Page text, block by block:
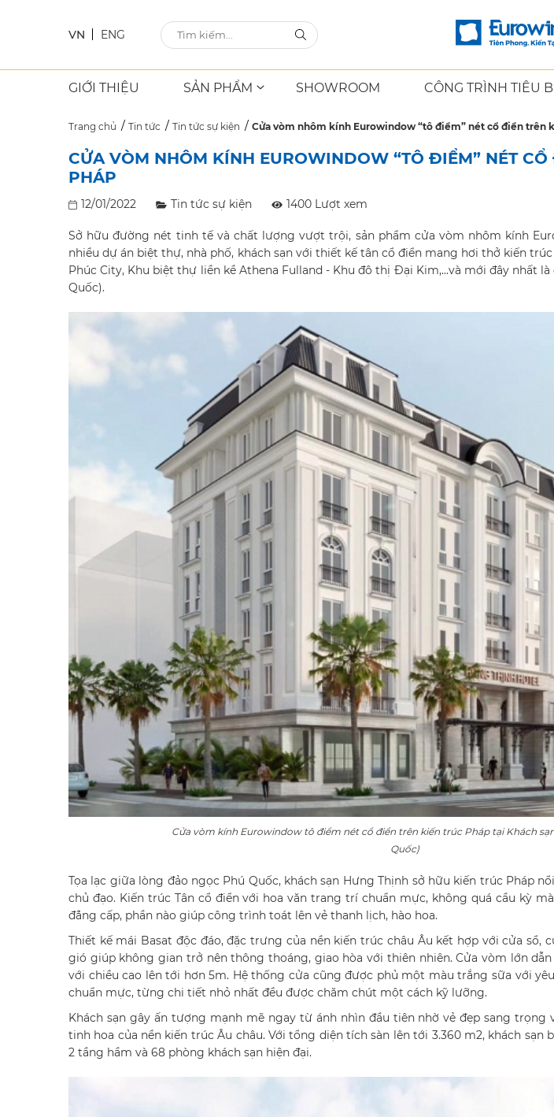
VN ENG
GIỚI THIỆU SẢN PHẨM SHOWROOM CÔNG TRÌNH TIÊU
Trang chủ Tin tức Tin tức sự kiện Cửa vòm nhôm kính Eurowindow “tô điểm” nét cổ điển trên
CỬA VÒM NHÔM KÍNH EUROWINDOW “TÔ ĐIỂM” NÉT CỔ
PHÁP
12/01/2022 Tin tức sự kiện 1400 Lượt xem
Sở hữu đường nét tinh tế và chất lượng vượt trội, sản phẩm cửa vòm nhôm kính
nhiều dự án biệt thự, nhà phố, khách sạn với thiết kế tân cổ điển mang hơi thở kiến
Phúc City, Khu biệt thự liền kề Athena Fulland - Khu đô thị Đại Kim,...và mới đây nhất
Quốc).
Cửa vòm kính Eurowindow tô điểm nét cổ điển trên kiến trúc Pháp tại Khách
Quốc)
Tọa lạc giữa lòng đảo ngọc Phú Quốc, khách sạn Hưng Thịnh sở hữu kiến trúc Pháp
chủ đạo. Kiến trúc Tân cổ điển với hoa văn trang trí chuẩn mực, không quá cầu kỳ
đẳng cấp, phần nào giúp công trình toát lên vẻ thanh lịch, hào hoa.
Thiết kế mái Basat độc đáo, đặc trưng của nền kiến trúc châu Âu kết hợp với cửa sổ,
gió giúp không gian trở nên thông thoáng, giao hòa với thiên nhiên. Cửa vòm lớn
với chiều cao lên tới hơn 5m. Hệ thống cửa cũng được phủ một màu trắng sữa với
chuẩn mực, từng chi tiết nhỏ nhất đều được chăm chút một cách kỹ lưỡng.
Khách sạn gây ấn tượng mạnh mẽ ngay từ ánh nhìn đầu tiên nhờ vẻ đẹp sang
tinh hoa của nền kiến trúc Âu châu. Với tổng diện tích sàn lên tới 3.360 m2, khách sạn
2 tầng hầm và 68 phòng khách sạn hiện đại.